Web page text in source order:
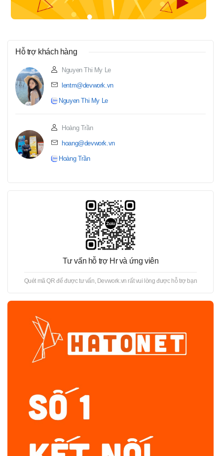
Hỗ trợ khách hàng
Nguyen Thi My Le
lentm@devwork.vn
Nguyen Thi My Le
Hoàng Trần
hoang@devwork.vn
Hoàng Trần
Tư vấn hỗ trợ Hr và ứng viên
Quét mã QR để được tư vấn, Devwork.vn rất vui lòng được hỗ trợ bạn